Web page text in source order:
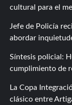
cultural para el
Jefe de Policía
abordar
Síntesis policial:
cumplimiento de
La Copa
clásico entre